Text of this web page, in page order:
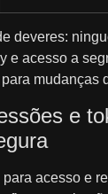
deveres:
e acesso a
mudanças
e
acesso e